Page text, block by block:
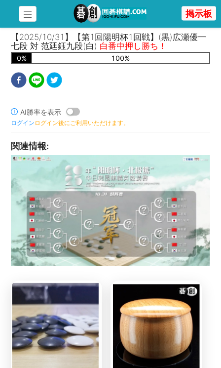
掲示板
【2025/10/31】【第1回陽明杯1回戦】(黒)広瀬優一
七段 対 范廷鈺九段(白) 白番中押し勝ち！
0% 100%
AI勝率を表示
ログイン ログイン後にご利用いただけます。
関連情報: